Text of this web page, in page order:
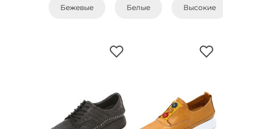
Бежевые Белые Высокие